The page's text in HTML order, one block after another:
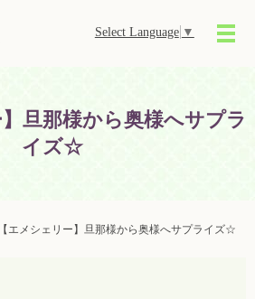
Select Language ▼
メ
】旦那様から奥様へサプラ
イズ☆
【エメシェリー】旦那様から奥様へサプライズ☆